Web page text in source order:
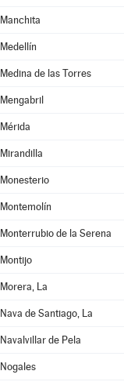
Manchita
Medellín
Medina de las Torres
Mengabril
Mérida
Mirandilla
Monesterio
Montemolín
Monterrubio de la Serena
Montijo
Morera, La
Nava de Santiago, La
Navalvillar de Pela
Nogales